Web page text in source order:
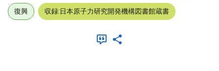
復興 収録:日本原子力研究開発機構図書館蔵書